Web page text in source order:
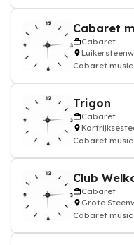
Cabaret
Cabaret
Cabaret
Trigon
Cabaret
Cabaret
Club
Cabaret
Grote
Cabaret